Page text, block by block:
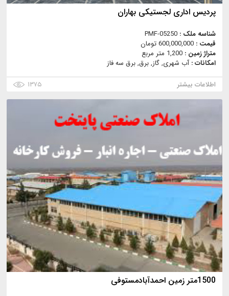
پردیس اداری لجستیکی بهاران
شناسه ملک : PMF-05250
قیمت : 600,000,000 تومان
متراژ زمین : 1,200 متر مربع
امکانات :آب شهری, گاز, برق, برق سه فاز
اطلاعات بیشتر
۱۳۷۵
1500متر زمین احمدآبادمستوفی